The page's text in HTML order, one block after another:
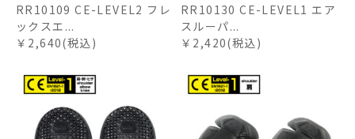
RR10109 CE-LEVEL2 フレ
ックスエ...
￥2,640(税込)
RR10130 CE-LEVEL1 エア
スルーパ...
￥2,420(税込)